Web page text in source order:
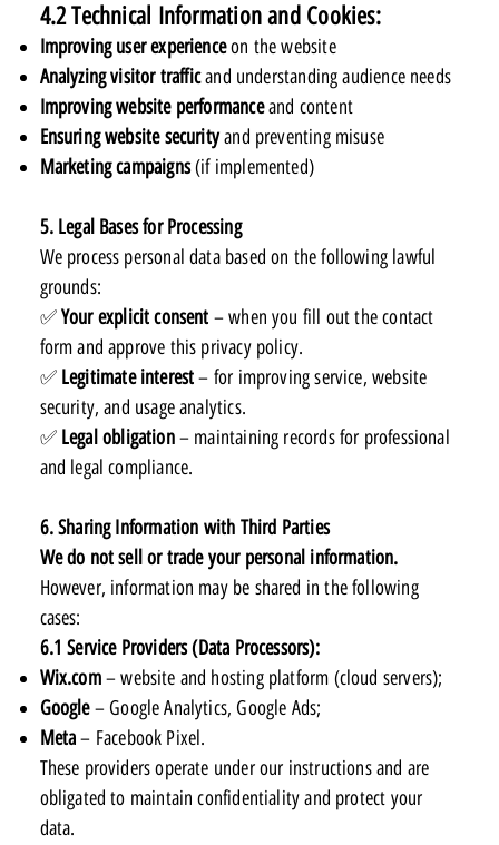
4.2 Technical Information and Cookies:
Improving user experienceon the website
Analyzing visitor trafficand understanding audience needs
Improving website performanceand content
Ensuring website securityand preventing misuse
Marketing campaigns(if implemented)
5. Legal Bases for Processing
We process personal data based on the following lawful
grounds:
✅Your explicit consent – when you fill out the contact
form and approve this privacy policy.
✅Legitimate interest– for improving service, website
security, and usage analytics.
✅Legal obligation– maintaining records for professional
and legal compliance.
6. Sharing Information with Third Parties
We do not sell or trade your personal information.
However, information may be shared in the following
cases:
6.1 Service Providers (Data Processors):
Wix.com– website and hosting platform (cloud servers);
Google– Google Analytics, Google Ads;
Meta– Facebook Pixel.
These providers operate under our instructions and are
obligated to maintain confidentiality and protect your
data.